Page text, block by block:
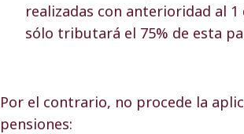
realizadas con anterioridad al 1
sólo tributará el 75% de esta
Por el contrario, no procede la
pensiones: